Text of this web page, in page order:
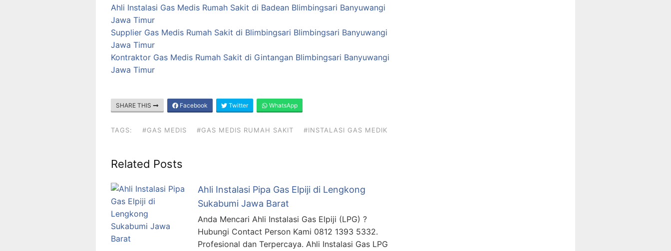
Ahli Instalasi Gas Medis Rumah Sakit di Badean Blimbingsari Banyuwangi
Jawa Timur
Supplier Gas Medis Rumah Sakit di Blimbingsari Blimbingsari Banyuwangi
Jawa Timur
Kontraktor Gas Medis Rumah Sakit di Gintangan Blimbingsari Banyuwangi
Jawa Timur
SHARE THIS Facebook Twitter WhatsApp
TAGS: #GAS MEDIS #GAS MEDIS RUMAH SAKIT #INSTALASI GAS MEDIK
Related Posts
Ahli Instalasi Pipa Gas Elpiji di Lengkong
Sukabumi Jawa Barat
Anda Mencari Ahli Instalasi Gas Elpiji (LPG) ?
Hubungi Contact Person Kami 0812 1393 5332.
Profesional dan Terpercaya. Ahli Instalasi Gas LPG